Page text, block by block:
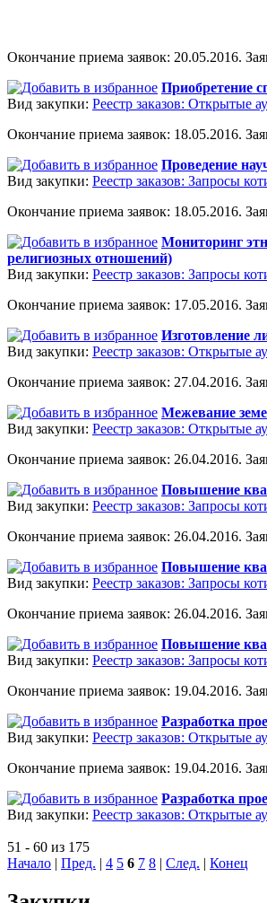
Окончание приема заявок: 20.05.2016.
Приобретение
Вид закупки: Реестр заказов: Открытые
Окончание приема заявок: 18.05.2016.
Проведение
Вид закупки: Реестр заказов: Запросы
Окончание приема заявок: 18.05.2016.
Мониторинг
религиозных отношений)
Вид закупки: Реестр заказов: Запросы
Окончание приема заявок: 17.05.2016.
Изготовление
Вид закупки: Реестр заказов: Открытые
Окончание приема заявок: 27.04.2016.
Межевание
Вид закупки: Реестр заказов: Открытые
Окончание приема заявок: 26.04.2016.
Повышение
Вид закупки: Реестр заказов: Запросы
Окончание приема заявок: 26.04.2016.
Повышение
Вид закупки: Реестр заказов: Запросы
Окончание приема заявок: 26.04.2016.
Повышение
Вид закупки: Реестр заказов: Запросы
Окончание приема заявок: 19.04.2016.
Разработка
Вид закупки: Реестр заказов: Открытые
Окончание приема заявок: 19.04.2016.
Разработка
Вид закупки: Реестр заказов: Открытые
51 - 60 из 175
Начало | Пред. | 4 5 6 7 8 | След. | Конец